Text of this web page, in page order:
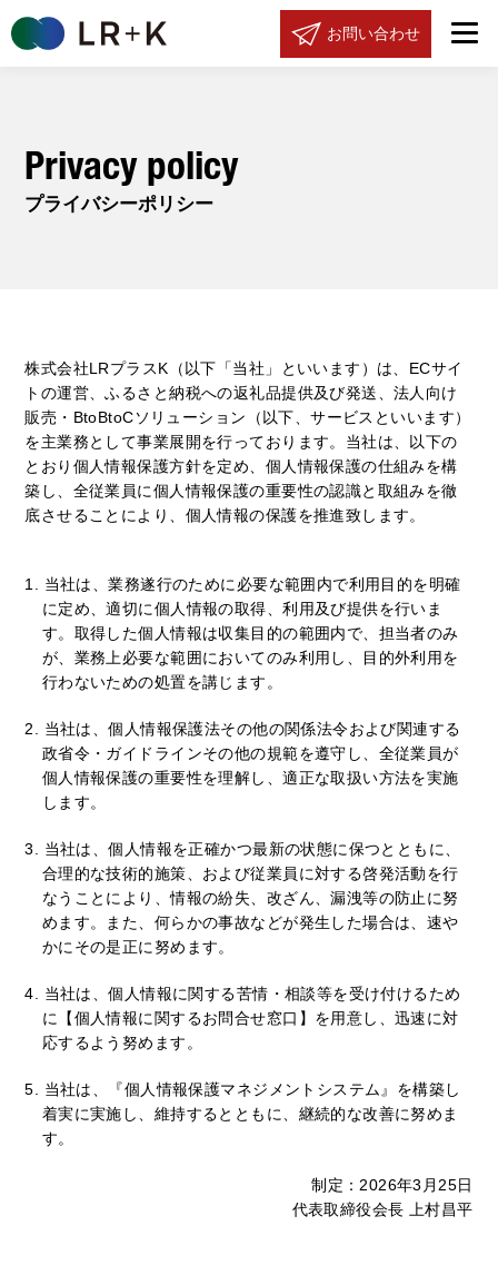
お問い合わせ
Privacy policy
プライバシーポリシー
株式会社LRプラスK（以下「当社」といいます）は、ECサイ
トの運営、ふるさと納税への返礼品提供及び発送、法人向け
販売・BtoBtoCソリューション（以下、サービスといいます）
を主業務として事業展開を行っております。当社は、以下の
とおり個人情報保護方針を定め、個人情報保護の仕組みを構
築し、全従業員に個人情報保護の重要性の認識と取組みを徹
底させることにより、個人情報の保護を推進致します。
1.
当社は、業務遂行のために必要な範囲内で利用目的を明確
に定め、適切に個人情報の取得、利用及び提供を行いま
す。取得した個人情報は収集目的の範囲内で、担当者のみ
が、業務上必要な範囲においてのみ利用し、目的外利用を
行わないための処置を講じます。
2.
当社は、個人情報保護法その他の関係法令および関連する
政省令・ガイドラインその他の規範を遵守し、全従業員が
個人情報保護の重要性を理解し、適正な取扱い方法を実施
します。
3.
当社は、個人情報を正確かつ最新の状態に保つとともに、
合理的な技術的施策、および従業員に対する啓発活動を行
なうことにより、情報の紛失、改ざん、漏洩等の防止に努
めます。また、何らかの事故などが発生した場合は、速や
かにその是正に努めます。
4.
当社は、個人情報に関する苦情・相談等を受け付けるため
に【個人情報に関するお問合せ窓口】を用意し、迅速に対
応するよう努めます。
5.
当社は、『個人情報保護マネジメントシステム』を構築し
着実に実施し、維持するとともに、継続的な改善に努めま
す。
制定：2026年3月25日
代表取締役会長 上村昌平